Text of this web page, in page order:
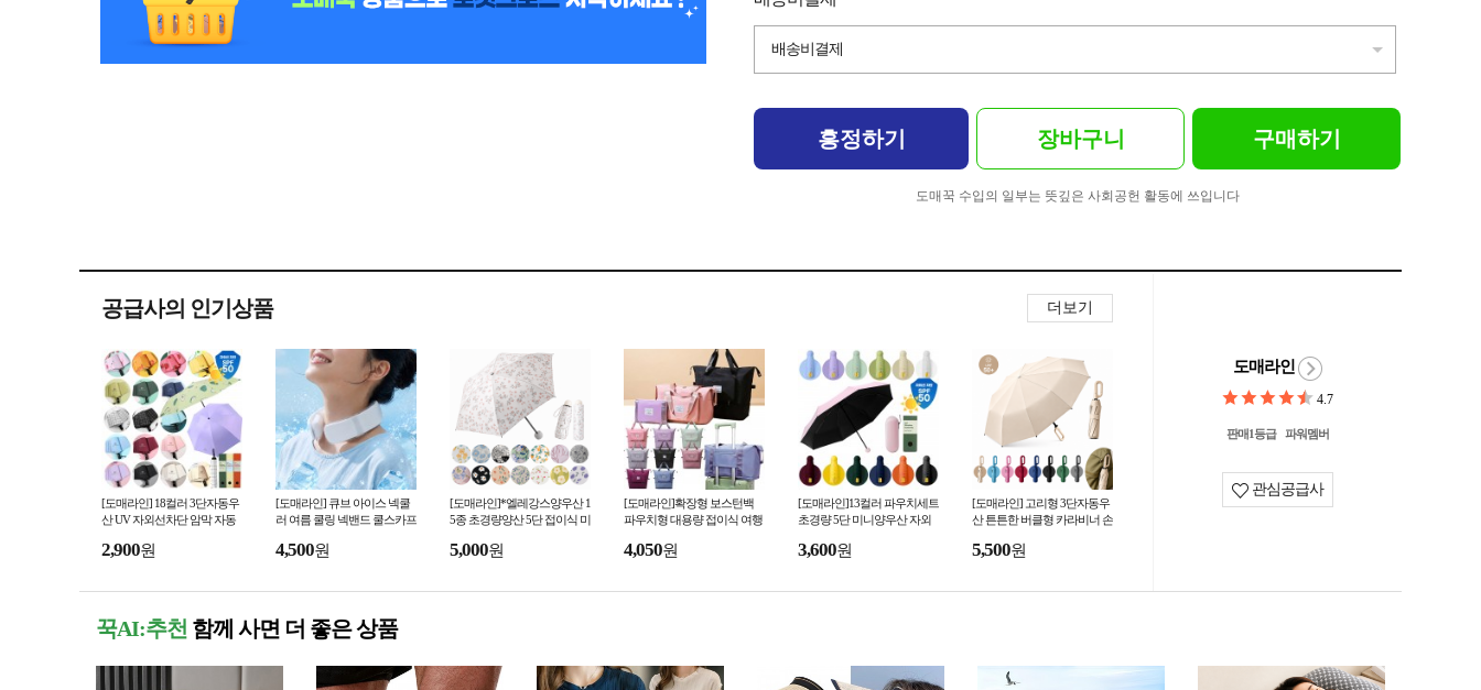
배송비결제
흥정하기 장바구니 구매하기
도매꾹 수입의 일부는 뜻깊은 사회공헌 활동에 쓰입니다
공급사의 인기상품 더보기
[도매라인] 18컬러 3단자동우
산 UV 자외선차단 암막 자동
식우산 선물박스
2,900원
[도매라인] 큐브 아이스 넥쿨
러 여름 쿨링 넥밴드 쿨스카프
박스
4,500원
[도매라인]*엘레강스양우산 1
5종 초경량양산 5단 접이식 미
자외선차단 UV차단
5,000원
[도매라인]확장형 보스턴백
파우치형 대용량 접이식 여행
스포츠 기내용 폴딩백
4,050원
[도매라인]13컬러 파우치세트
초경량 5단 미니양우산 자외
접이식 양산 양우산
3,600원
[도매라인] 고리형 3단자동우
산 튼튼한 버클형 카라비너 손
산 우양산
5,500원
도매라인
4.7
판매1등급 파워멤버
관심공급사
꾹AI:추천 함께 사면 더 좋은 상품